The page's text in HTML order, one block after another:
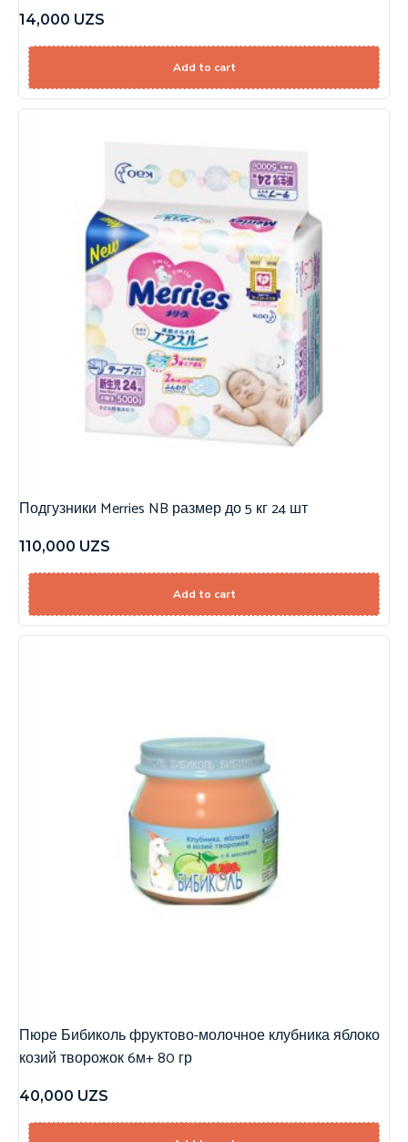
14,000 UZS
Add to cart
Подгузники Merries NB размер до 5 кг 24 шт
110,000 UZS
Add to cart
Пюре Бибиколь фруктово-молочное клубника яблоко
козий творожок 6м+ 80 гр
40,000 UZS